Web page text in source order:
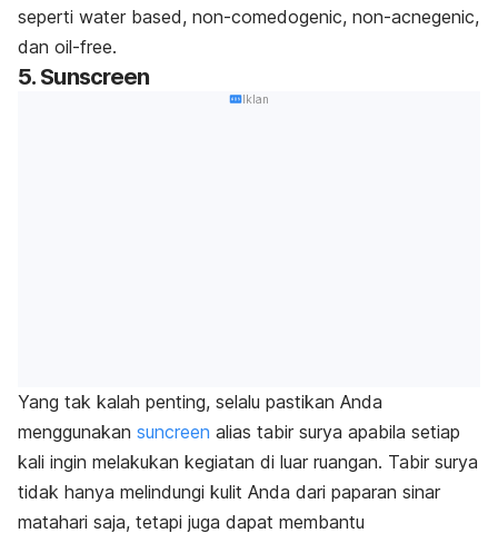
seperti water based, non-comedogenic, non-acnegenic,
dan oil-free.
5. Sunscreen
Iklan
Yang tak kalah penting, selalu pastikan Anda
menggunakan suncreen alias tabir surya apabila setiap
kali ingin melakukan kegiatan di luar ruangan. Tabir surya
tidak hanya melindungi kulit Anda dari paparan sinar
matahari saja, tetapi juga dapat membantu